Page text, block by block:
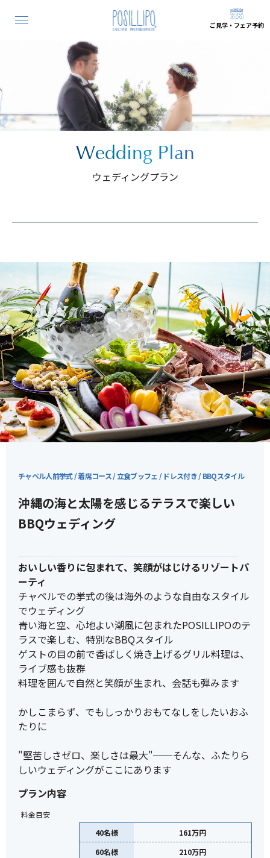
ポジリポウェディングとは？
Our Hospitality
ポジリポのこだわり
Space
ウェディングフォト
Resort Wedding
瀬長島の楽しみ方
Flow
当日までの流れ
News/Topics
ニュース&トピックス
FAQ
よくあるご質問
ご見学 ・ フェア予約
Wedding Plan
ウェディングプラン
チャペル人前挙式 / 着席コース / 立食ブッフェ / ドレス付き / BBQスタイル
沖縄の海と太陽を感じるテラスで楽しい
BBQウェディング
おいしい香りに包まれて、笑顔がはじけるリゾートパ
ーティ
チャペルでの挙式の後は海外のような自由なスタイル
でウェディング
青い海と空、心地よい潮風に包まれたPOSILLIPOのテ
ラスで楽しむ、特別なBBQスタイル
ゲストの目の前で香ばしく焼き上げるグリル料理は、
ライブ感も抜群
料理を囲んで自然と笑顔が生まれ、会話も弾みます
かしこまらず、でもしっかりおもてなしをしたいおふ
たりに
"堅苦しさゼロ、楽しさは最大"──そんな、ふたりら
しいウェディングがここにあります
プラン内容
料金目安
40名様
161万円
60名様
210万円